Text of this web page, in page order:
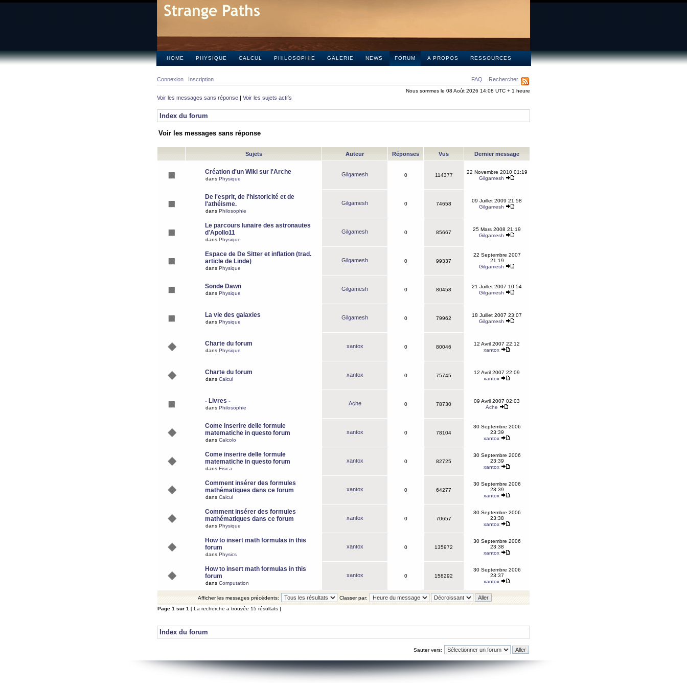
HOME PHYSIQUE CALCUL PHILOSOPHIE GALERIE NEWS FORUM A PROPOS RESSOURCES
FAQ Rechercher
Connexion Inscription
Nous sommes le 08 Août 2026 14:08 UTC + 1 heure
Voir les messages sans réponse | Voir les sujets actifs
Index du forum
Voir les messages sans réponse
Sujets Auteur Réponses Vus Dernier message
Création d'un Wiki sur l'Arche
dans Physique
Gilgamesh 0 114377
22 Novembre 2010 01:19
Gilgamesh
De l'esprit, de l'historicité et de
l'athéisme.
dans Philosophie
Gilgamesh 0 74658
09 Juillet 2009 21:58
Gilgamesh
Le parcours lunaire des astronautes
d'Apollo11
dans Physique
Gilgamesh 0 85667
25 Mars 2008 21:19
Gilgamesh
Espace de De Sitter et inflation (trad.
article de Linde)
dans Physique
Gilgamesh 0 99337
22 Septembre 2007
21:19
Gilgamesh
Sonde Dawn
dans Physique
Gilgamesh 0 80458
21 Juillet 2007 10:54
Gilgamesh
La vie des galaxies
dans Physique
Gilgamesh 0 79962
18 Juillet 2007 23:07
Gilgamesh
Charte du forum
dans Physique
xantox 0 80046
12 Avril 2007 22:12
xantox
Charte du forum
dans Calcul
xantox 0 75745
12 Avril 2007 22:09
xantox
- Livres -
dans Philosophie
Ache 0 78730
09 Avril 2007 02:03
Ache
Come inserire delle formule
matematiche in questo forum
dans Calcolo
xantox 0 78104
30 Septembre 2006
23:39
xantox
Come inserire delle formule
matematiche in questo forum
dans Fisica
xantox 0 82725
30 Septembre 2006
23:39
xantox
Comment insérer des formules
mathématiques dans ce forum
dans Calcul
xantox 0 64277
30 Septembre 2006
23:39
xantox
Comment insérer des formules
mathématiques dans ce forum
dans Physique
xantox 0 70657
30 Septembre 2006
23:38
xantox
How to insert math formulas in this
forum
dans Physics
xantox 0 135972
30 Septembre 2006
23:38
xantox
How to insert math formulas in this
forum
dans Computation
xantox 0 158292
30 Septembre 2006
23:37
xantox
Afficher les messages précédents:
Classer par:
Page 1 sur 1 [ La recherche a trouvée 15 résultats ]
Index du forum
Sauter vers: